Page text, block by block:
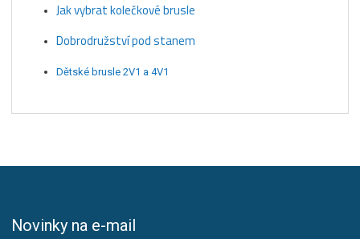
Jak vybrat kolečkové brusle
Dobrodružství pod stanem
Dětské brusle 2V1 a 4V1
Novinky na e-mail